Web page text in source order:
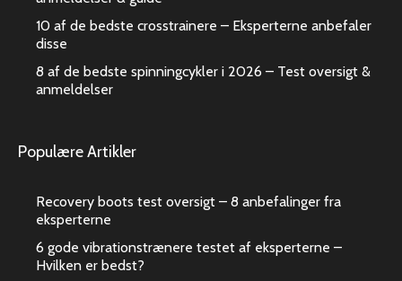
10 af de bedste crosstrainere – Eksperterne anbefaler
disse
8 af de bedste spinningcykler i 2026 – Test oversigt &
anmeldelser
Populære Artikler
Recovery boots test oversigt – 8 anbefalinger fra
eksperterne
6 gode vibrationstrænere testet af eksperterne –
Hvilken er bedst?